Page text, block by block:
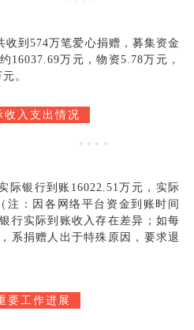
收到574万笔爱心捐赠，募集资金
16037.69万元，物资5.78万元，
。
收入支出情况
际银行到账16022.51万元，实际
注：因各网络平台资金到账时间
行实际到账收入存在差异；如每
系捐赠人出于特殊原因，要求退
要工作进展